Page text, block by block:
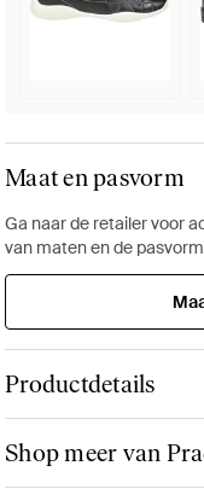
Maat en pasvorm
Ga naar de retailer voor
van maten en de
Productdetails
Shop meer van